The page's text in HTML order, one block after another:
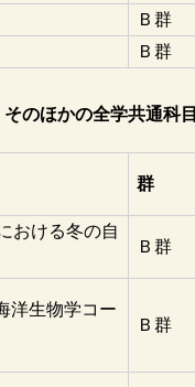
Ｂ群
Ｂ群
のほかの全学共通科目
群
おける冬の自
Ｂ群
洋生物学コー
Ｂ群